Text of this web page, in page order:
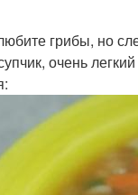
грибы, но
очень